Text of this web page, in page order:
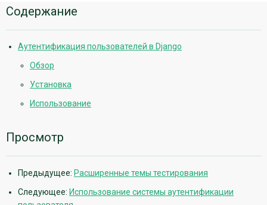
Дополнительная
информация
Содержание
Аутентификация пользователей в Django
Обзор
Установка
Использование
Просмотр
Предыдущее: Расширенные темы тестирования
Следующее: Использование системы аутентификации